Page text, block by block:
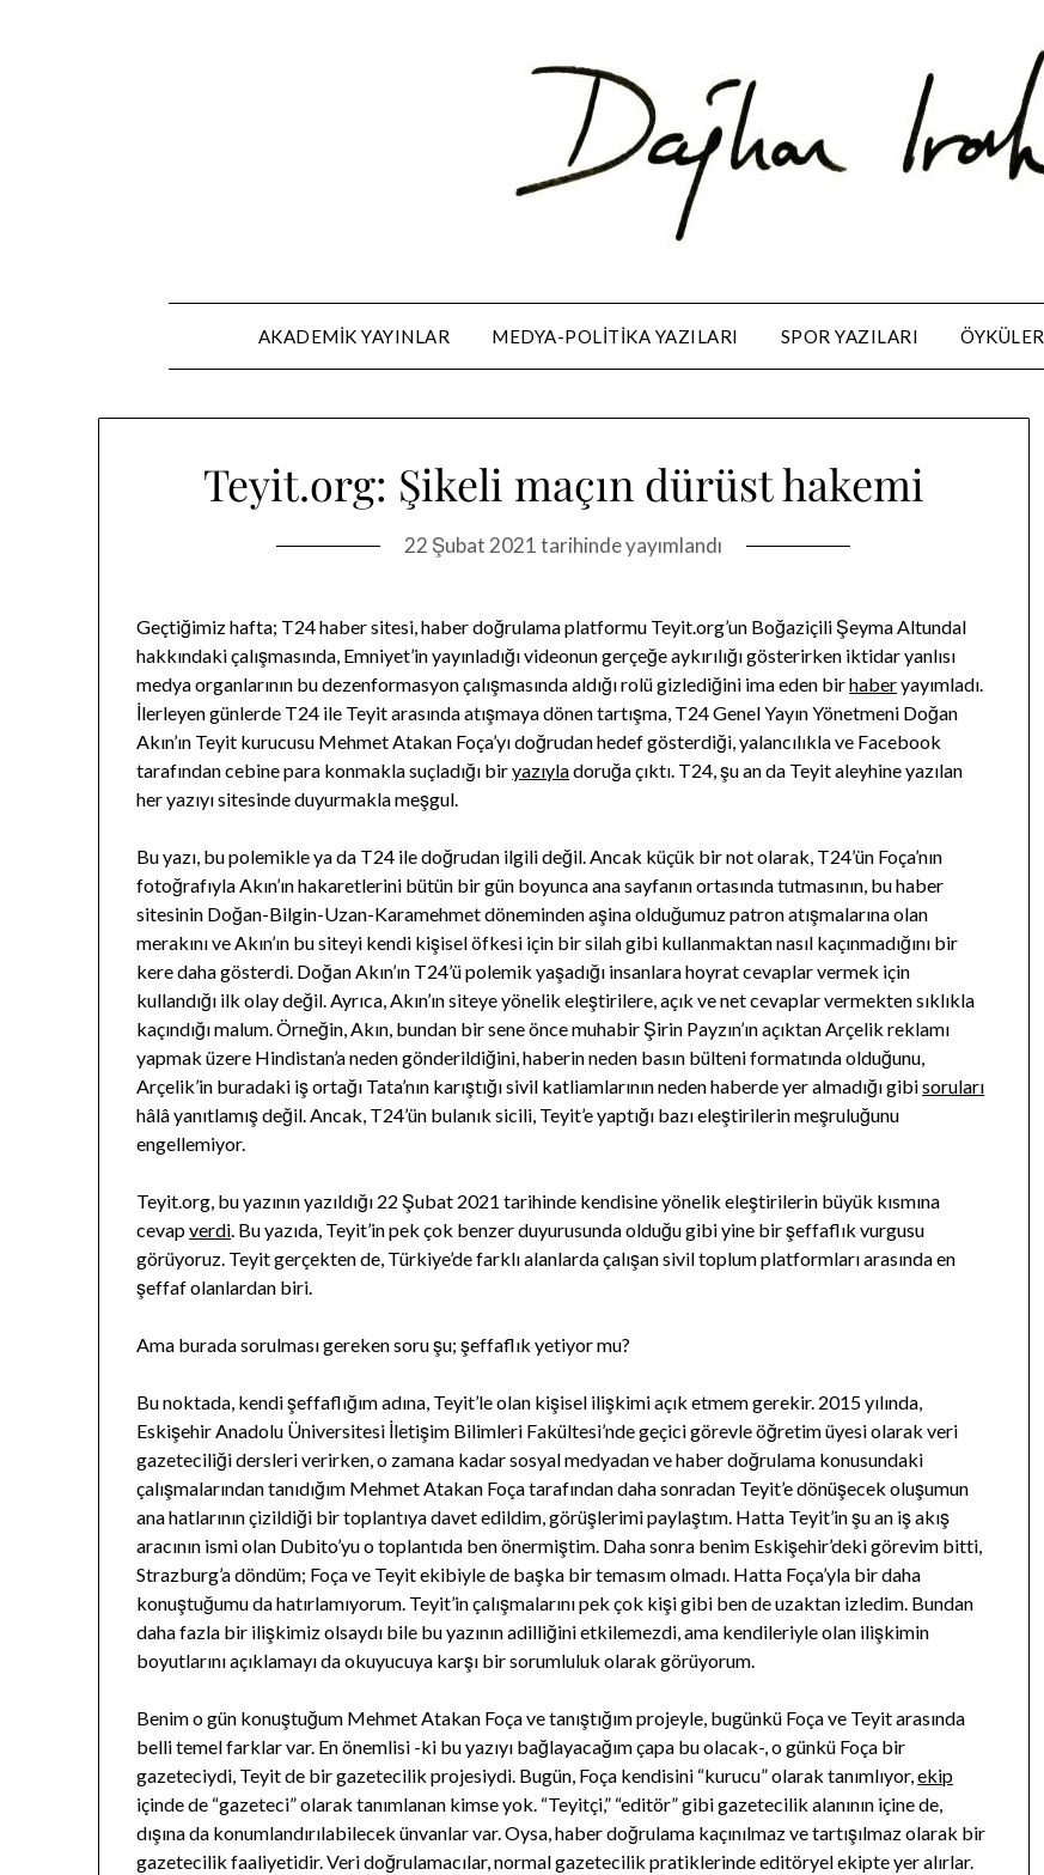
AKADEMIK YAYINLAR MEDYA-POLITIKA YAZILARI SPOR YAZILARI ÖYKÜLER
Teyit.org: Şikeli maçın dürüst hakemi
22 Şubat 2021tarihinde yayımlandı
Geçtiğimiz hafta; T24 haber sitesi, haber doğrulama platformu Teyit.org’un Boğaziçili Şeyma Altundal
hakkındaki çalışmasında, Emniyet’in yayınladığı videonun gerçeğe aykırılığı gösterirken iktidar yanlısı
medya organlarının bu dezenformasyon çalışmasında aldığı rolü gizlediğini ima eden birhaberyayımladı.
İlerleyen günlerde T24 ile Teyit arasında atışmaya dönen tartışma, T24 Genel Yayın Yönetmeni Doğan
Akın’ın Teyit kurucusu Mehmet Atakan Foça’yı doğrudan hedef gösterdiği, yalancılıkla ve Facebook
tarafından cebine para konmakla suçladığı biryazıyladoruğa çıktı. T24, şu an da Teyit aleyhine yazılan
her yazıyı sitesinde duyurmakla meşgul.
Bu yazı, bu polemikle ya da T24 ile doğrudan ilgili değil. Ancak küçük bir not olarak, T24’ün Foça’nın
fotoğrafıyla Akın’ın hakaretlerini bütün bir gün boyunca ana sayfanın ortasında tutmasının, bu haber
sitesinin Doğan-Bilgin-Uzan-Karamehmet döneminden aşina olduğumuz patron atışmalarına olan
merakını ve Akın’ın bu siteyi kendi kişisel öfkesi için bir silah gibi kullanmaktan nasıl kaçınmadığını bir
kere daha gösterdi. Doğan Akın’ın T24’ü polemik yaşadığı insanlara hoyrat cevaplar vermek için
kullandığı ilk olay değil. Ayrıca, Akın’ın siteye yönelik eleştirilere, açık ve net cevaplar vermekten sıklıkla
kaçındığı malum. Örneğin, Akın, bundan bir sene önce muhabir Şirin Payzın’ın açıktan Arçelik reklamı
yapmak üzere Hindistan’a neden gönderildiğini, haberin neden basın bülteni formatında olduğunu,
Arçelik’in buradaki iş ortağı Tata’nın karıştığı sivil katliamlarının neden haberde yer almadığı gibisoruları
hâlâ yanıtlamış değil. Ancak, T24’ün bulanık sicili, Teyit’e yaptığı bazı eleştirilerin meşruluğunu
engellemiyor.
Teyit.org, bu yazının yazıldığı 22 Şubat 2021 tarihinde kendisine yönelik eleştirilerin büyük kısmına
cevapverdi. Bu yazıda, Teyit’in pek çok benzer duyurusunda olduğu gibi yine bir şeffaflık vurgusu
görüyoruz. Teyit gerçekten de, Türkiye’de farklı alanlarda çalışan sivil toplum platformları arasında en
şeffaf olanlardan biri.
Ama burada sorulması gereken soru şu; şeffaflık yetiyor mu?
Bu noktada, kendi şeffaflığım adına, Teyit’le olan kişisel ilişkimi açık etmem gerekir. 2015 yılında,
Eskişehir Anadolu Üniversitesi İletişim Bilimleri Fakültesi’nde geçici görevle öğretim üyesi olarak veri
gazeteciliği dersleri verirken, o zamana kadar sosyal medyadan ve haber doğrulama konusundaki
çalışmalarından tanıdığım Mehmet Atakan Foça tarafından daha sonradan Teyit’e dönüşecek oluşumun
ana hatlarının çizildiği bir toplantıya davet edildim, görüşlerimi paylaştım. Hatta Teyit’in şu an iş akış
aracının ismi olan Dubito’yu o toplantıda ben önermiştim. Daha sonra benim Eskişehir’deki görevim bitti,
Strazburg’a döndüm; Foça ve Teyit ekibiyle de başka bir temasım olmadı. Hatta Foça’yla bir daha
konuştuğumu da hatırlamıyorum. Teyit’in çalışmalarını pek çok kişi gibi ben de uzaktan izledim. Bundan
daha fazla bir ilişkimiz olsaydı bile bu yazının adilliğini etkilemezdi, ama kendileriyle olan ilişkimin
boyutlarını açıklamayı da okuyucuya karşı bir sorumluluk olarak görüyorum.
Benim o gün konuştuğum Mehmet Atakan Foça ve tanıştığım projeyle, bugünkü Foça ve Teyit arasında
belli temel farklar var. En önemlisi -ki bu yazıyı bağlayacağım çapa bu olacak-, o günkü Foça bir
gazeteciydi, Teyit de bir gazetecilik projesiydi. Bugün, Foça kendisini “kurucu” olarak tanımlıyor,ekip
içinde de “gazeteci” olarak tanımlanan kimse yok. “Teyitçi,” “editör” gibi gazetecilik alanının içine de,
dışına da konumlandırılabilecek ünvanlar var. Oysa, haber doğrulama kaçınılmaz ve tartışılmaz olarak bir
gazetecilik faaliyetidir. Veri doğrulamacılar, normal gazetecilik pratiklerinde editöryel ekipte yer alırlar.